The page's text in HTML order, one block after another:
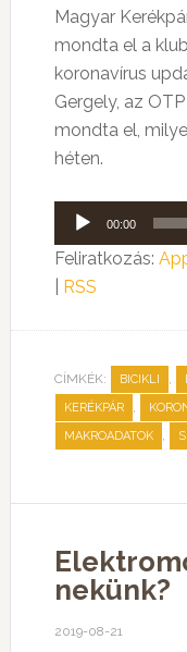
Magyar
mondta el a
koronavírus
Gergely, az
mondta el,
héten.
Audió
lejátszó
00:00
Feliratkozás:
RSS
CÍMKÉK: BICIKLI ,
KERÉKPÁR ,
MAKROADATOK ,
nekünk?
2019-08-21